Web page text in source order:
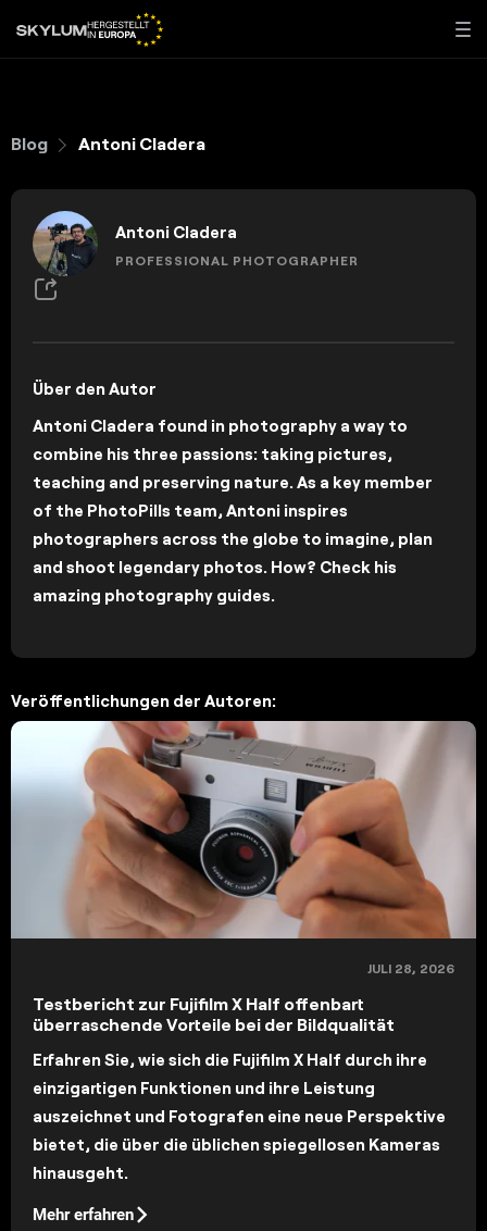
Blog Antoni Cladera
Antoni Cladera
PROFESSIONAL PHOTOGRAPHER
Über den Autor
Antoni Cladera found in photography a way to
combine his three passions: taking pictures,
teaching and preserving nature. As a key member
of the PhotoPills team, Antoni inspires
photographers across the globe to imagine, plan
and shoot legendary photos. How? Check his
amazing photography guides.
Veröffentlichungen der Autoren:
JULI 28, 2026
Testbericht zur Fujifilm X Half offenbart
überraschende Vorteile bei der Bildqualität
Erfahren Sie, wie sich die Fujifilm X Half durch ihre
einzigartigen Funktionen und ihre Leistung
auszeichnet und Fotografen eine neue Perspektive
bietet, die über die üblichen spiegellosen Kameras
hinausgeht.
Mehr erfahren